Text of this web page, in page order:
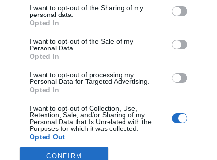
I want to opt-out of the Sharing of my
personal data.
Opted In
I want to opt-out of the Sale of my
Personal Data.
Opted In
I want to opt-out of processing my
Personal Data for Targeted Advertising.
Opted In
I want to opt-out of Collection, Use,
Retention, Sale, and/or Sharing of my
Personal Data that Is Unrelated with the
Purposes for which it was collected.
Opted Out
CONFIRM
πάνω από 2 εκατ. ευρώ
ΠΕΡΙΣΣΟΤΕΡΑ
ΣΧΕΤΙΚA AΡΘΡΑ
ΟΦΗ: Μεγάλο προβάδισμα πρόκρισης για την ΤΣΣΚΑ